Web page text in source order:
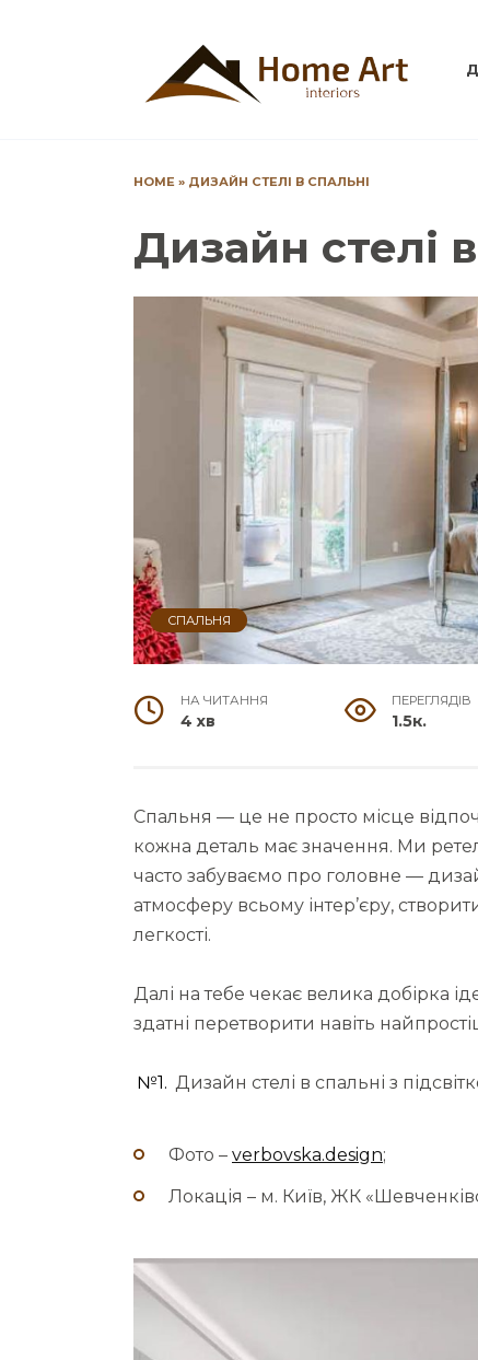
HOME » ДИЗАЙН СТЕЛІ В СПАЛЬНІ
Дизайн стелі
СПАЛЬНЯ
НА ЧИТАННЯ
4 хв
ПЕРЕГЛЯДІВ
1.5к.
Спальня — це не просто місце
кожна деталь має значення. Ми
часто забуваємо про головне —
атмосферу всьому інтер’єру,
легкості.
Далі на тебе чекає велика добірка
здатні перетворити навіть
№1. Дизайн стелі в спальні з
Фото – verbovska.design;
Локація – м. Київ, ЖК